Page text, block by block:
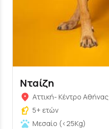
Νταίζη
Αττική- Κέντρο Αθήνας
5+ ετών
Μεσαίο (<25Kg)